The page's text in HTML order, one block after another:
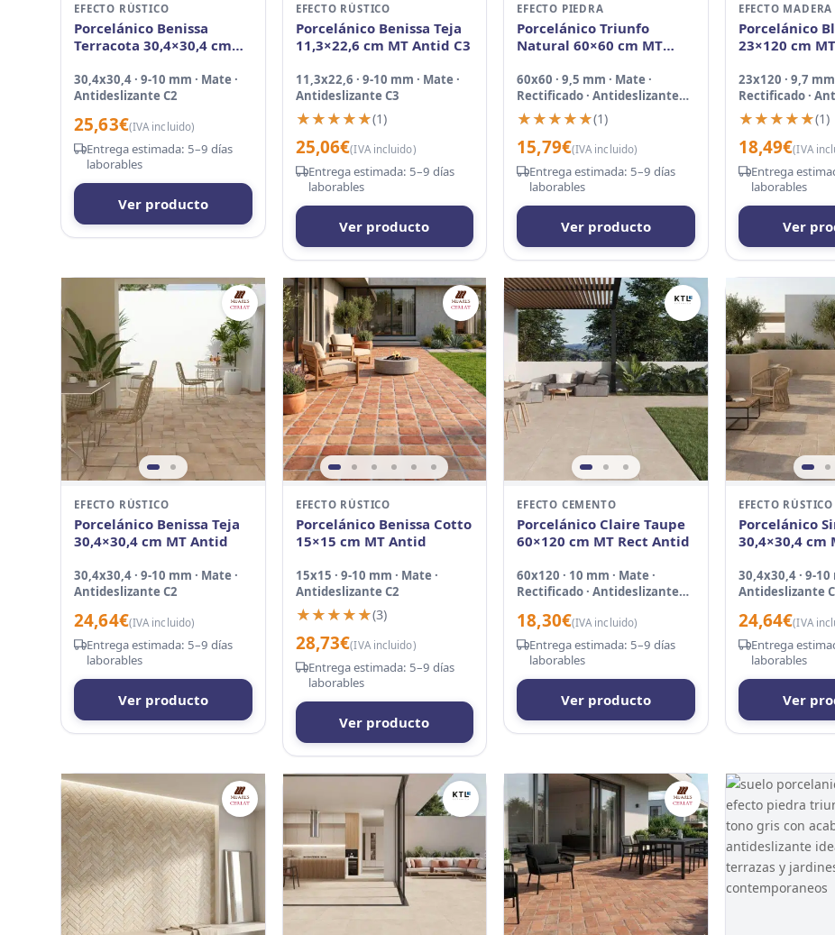
EFECTO RÚSTICO
Porcelánico Benissa
Terracota 30,4×30,4 cm
30,4x30,4 · 9-10 mm · Mate ·
Antideslizante C2
25,63€(IVA incluido)
Entrega estimada: 5–9 días
laborables
Ver producto
EFECTO RÚSTICO
Porcelánico Benissa Teja
11,3×22,6 cm MT Antid C3
11,3x22,6 · 9-10 mm · Mate ·
Antideslizante C3
★★★★★
★★★★★(1)
25,06€(IVA incluido)
Entrega estimada: 5–9 días
laborables
Ver producto
EFECTO PIEDRA
Porcelánico Triunfo
Natural 60×60 cm MT
60x60 · 9,5 mm · Mate ·
Rectificado · Antideslizante
C3 Suave
★★★★★
★★★★★(1)
15,79€(IVA incluido)
Entrega estimada: 5–9 días
laborables
Ver producto
EFECTO MADERA
Porcelánico
23×120 cm
23x120 · 9,7 mm
Rectificado ·
C3
★★★★★
★★★★★(1)
18,49€(IVA
Entrega
laborables
Ver
EFECTO RÚSTICO
Porcelánico Benissa Teja
30,4×30,4 cm MT Antid
30,4x30,4 · 9-10 mm · Mate ·
Antideslizante C2
24,64€(IVA incluido)
Entrega estimada: 5–9 días
laborables
Ver producto
EFECTO RÚSTICO
Porcelánico Benissa Cotto
15×15 cm MT Antid
15x15 · 9-10 mm · Mate ·
Antideslizante C2
★★★★★
★★★★★(3)
28,73€(IVA incluido)
Entrega estimada: 5–9 días
laborables
Ver producto
EFECTO CEMENTO
Porcelánico Claire Taupe
60×120 cm MT Rect Antid
60x120 · 10 mm · Mate ·
Rectificado · Antideslizante
18,30€(IVA incluido)
Entrega estimada: 5–9 días
laborables
Ver producto
EFECTO RÚSTICO
Porcelánico
30,4×30,4 cm
30,4x30,4 · 9-10
Antideslizante
24,64€(IVA
Entrega
laborables
Ver